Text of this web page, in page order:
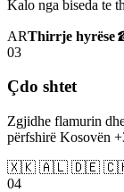
Kalo nga biseda te
ARThirrje hyrëse
03
Çdo shtet
Zgjidhe flamurin
përfshirë Kosovën
🇽🇰 🇦🇱 🇩🇪
04